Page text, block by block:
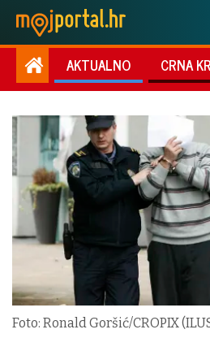
AKTUALNO CRNA
Foto: Ronald Goršić/CROPIX